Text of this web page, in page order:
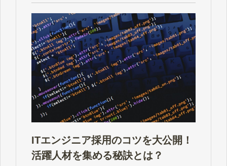
ITエンジニア採用のコツを大公開！
活躍人材を集める秘訣とは？